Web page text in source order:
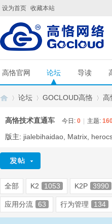
设为首页 收藏本站
高恪官网 论坛 导读
G »
论坛
›
GOCLOUD高恪
›
高
高恪技术直通车 今日: 0 主题:
版主: jialebihaidao Matrix
全部 K2 1053 K2P 3990
应用分流 63 行为管理 134